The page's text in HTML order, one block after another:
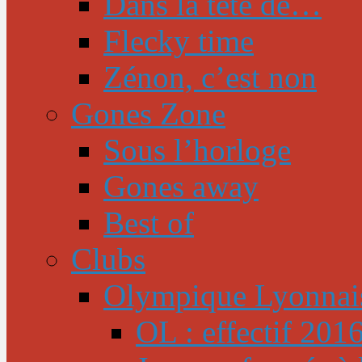
Flecky time
Zénon, c’est non
Gones Zone
Sous l’horloge
Gones away
Best of
Clubs
Olympique
OL : effectif